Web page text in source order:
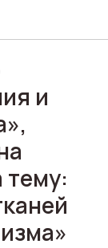
и
тему: